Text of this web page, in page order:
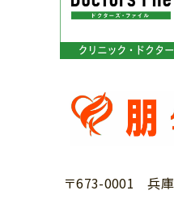
〒673-0001 兵